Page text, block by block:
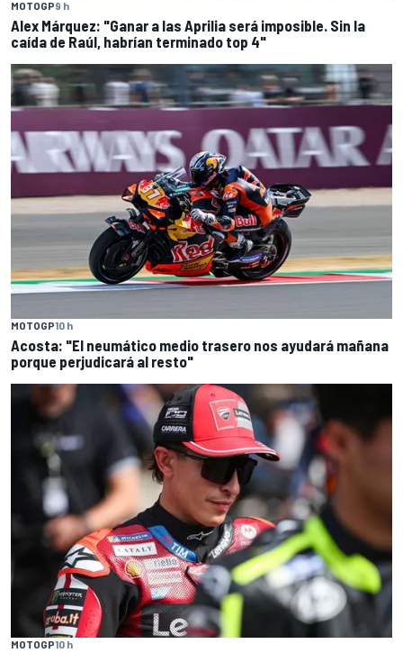
MOTOGP9 h
Alex Márquez: "Ganar a las Aprilia será imposible. Sin la
caída de Raúl, habrían terminado top 4"
MOTOGP10 h
Acosta: "El neumático medio trasero nos ayudará mañana
porque perjudicará al resto"
MOTOGP10 h